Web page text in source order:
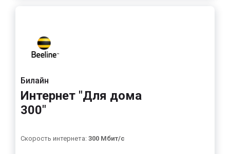
Билайн
Интернет "Для дома
300"
Скорость интернета: 300 Мбит/с